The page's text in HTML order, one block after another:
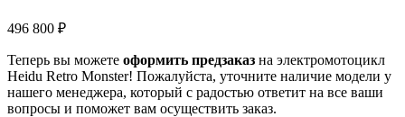
496 800 ₽
Теперь вы можете оформить предзаказ на электромотоцикл
Heidu Retro Monster! Пожалуйста, уточните наличие модели у
нашего менеджера, который с радостью ответит на все ваши
вопросы и поможет вам осуществить заказ.